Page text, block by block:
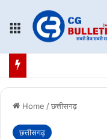
Menu
Home /छत्तीसगढ़
छत्तीसगढ़